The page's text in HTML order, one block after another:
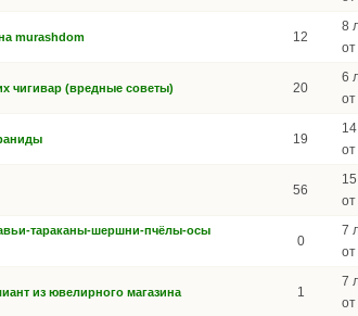
murashdom 12
8
от
чигивар (вредные советы) 20
6
от
19
от
56
от
тараканы-шершни-пчёлы-осы
0
7
от
из ювелирного магазина 1
7
от